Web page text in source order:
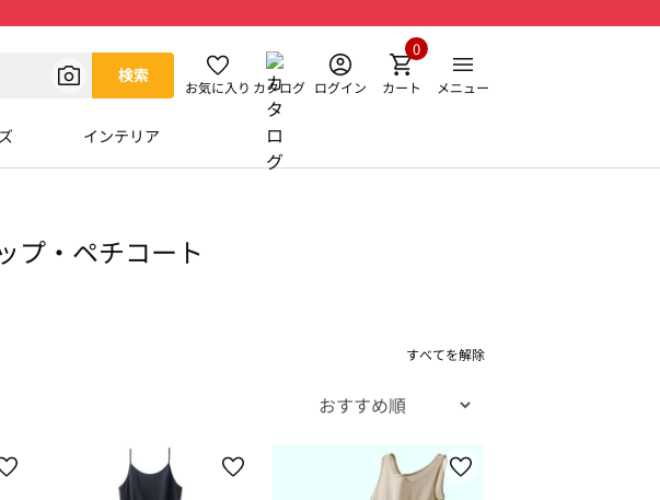
検索
お気に入り カタログ ログイン カート
0
メニュー
インテリア
プ・ペチコート
すべてを解除